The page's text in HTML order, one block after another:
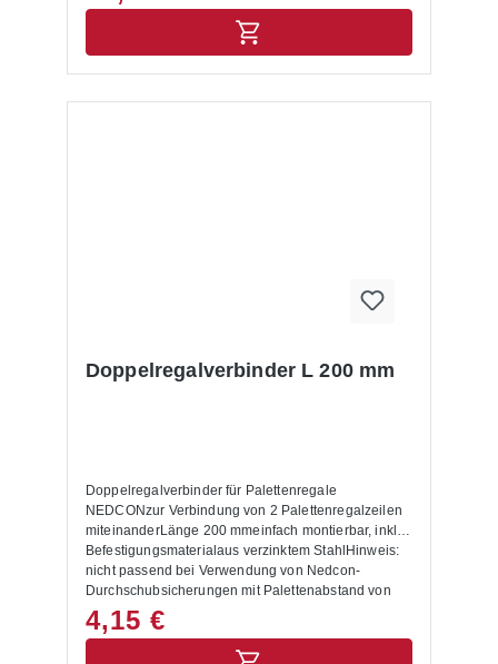
Doppelregalverbinder L 200 mm
Doppelregalverbinder für Palettenregale
NEDCONzur Verbindung von 2 Palettenregalzeilen
miteinanderLänge 200 mmeinfach montierbar, inkl.
Befestigungsmaterialaus verzinktem StahlHinweis:
nicht passend bei Verwendung von Nedcon-
Durchschubsicherungen mit Palettenabstand von
105 mm (hier bitte Artikel 11-057-001866
verwenden)
4,15 €